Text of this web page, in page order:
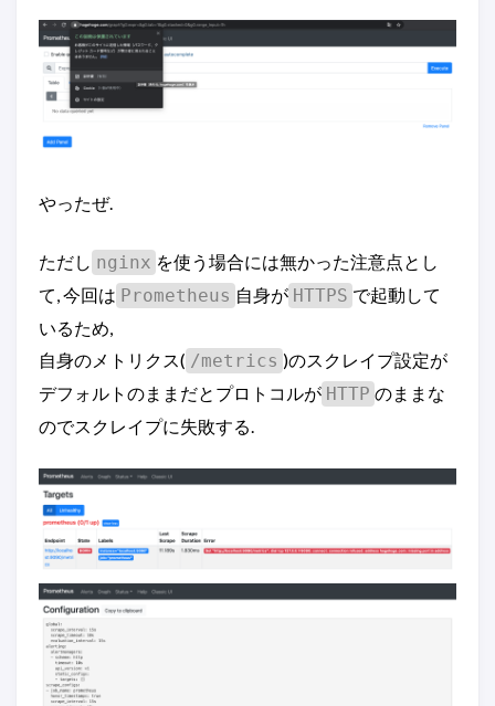
やったぜ.
ただし nginx を使う場合には無かった注意点とし
て, 今回は Prometheus 自身が HTTPS で起動して
いるため,
自身のメトリクス( /metrics )のスクレイプ設定が
デフォルトのままだとプロトコルが HTTP のままな
のでスクレイプに失敗する.